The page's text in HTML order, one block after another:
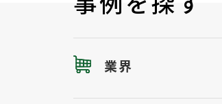
業界